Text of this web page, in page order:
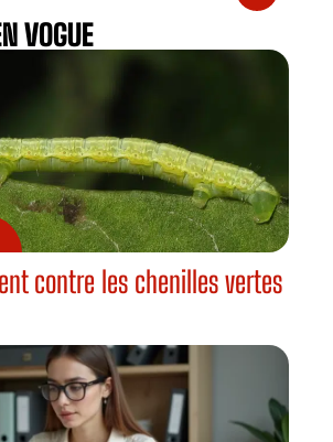
VOGUE
contre les chenilles vertes